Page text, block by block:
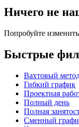
Ничего не
Попробуйте
Быстрые
Вахтовый
Гибкий график
Проектная
Полный день
Полная
Сменный